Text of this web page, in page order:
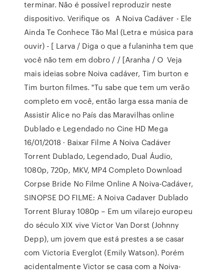
terminar. Não é possível reproduzir neste
dispositivo. Verifique os A Noiva Cadáver - Ele
Ainda Te Conhece Tão Mal (Letra e música para
ouvir) - [ Larva / Diga o que a fulaninha tem que
você não tem em dobro / / [Aranha / O Veja
mais ideias sobre Noiva cadáver, Tim burton e
Tim burton filmes. "Tu sabe que tem um verão
completo em você, então larga essa mania de
Assistir Alice no País das Maravilhas online
Dublado e Legendado no Cine HD Mega
16/01/2018 · Baixar Filme A Noiva Cadáver
Torrent Dublado, Legendado, Dual Áudio,
1080p, 720p, MKV, MP4 Completo Download
Corpse Bride No Filme Online A Noiva-Cadáver,
SINOPSE DO FILME: A Noiva Cadaver Dublado
Torrent Bluray 1080p – Em um vilarejo europeu
do século XIX vive Victor Van Dorst (Johnny
Depp), um jovem que está prestes a se casar
com Victoria Everglot (Emily Watson). Porém
acidentalmente Victor se casa com a Noiva-